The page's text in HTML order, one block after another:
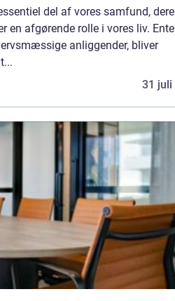
del af vores samfund,
en afgørende rolle i vores liv.
anliggender, bliver
31 juli